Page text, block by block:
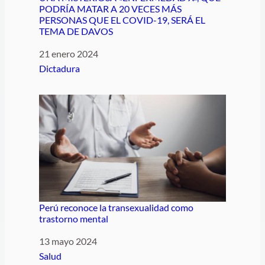
PODRÍA MATAR A 20 VECES MÁS
PERSONAS QUE EL COVID-19, SERÁ EL
TEMA DE DAVOS
Fecha
21 enero 2024
Respecto a
Dictadura
Perú reconoce la transexualidad como
trastorno mental
Fecha
13 mayo 2024
Respecto a
Salud